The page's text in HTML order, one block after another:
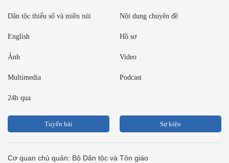
Dân tộc thiểu số và miền núi Nội dung chuyên đề
English Hồ sơ
Ảnh Video
Multimedia Podcast
24h qua
Tuyến bài Sự kiện
Cơ quan chủ quản: Bộ Dân tộc và Tôn giáo